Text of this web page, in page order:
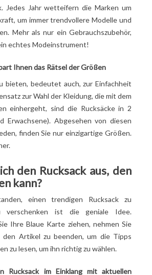
Jedes Jahr wetteifern die Marken um
um immer trendvollere Modelle und
Mehr als nur ein Gebrauchszubehör,
echtes Modeinstrument!
Ihnen das Rätsel der Größen
bieten, bedeutet auch, zur Einfachheit
zur Wahl der Kleidung, die mit dem
einhergeht, sind die Rucksäcke in 2
Erwachsene). Abgesehen von diesen
finden Sie nur einzigartige Größen.
den Rucksack aus, den
kann?
einen trendigen Rucksack zu
verschenken ist die geniale Idee.
Ihre Blaue Karte ziehen, nehmen Sie
Artikel zu beenden, um die Tipps
zu lesen, um ihn richtig zu wählen.
Rucksack im Einklang mit aktuellen